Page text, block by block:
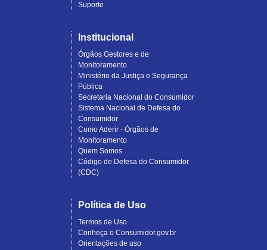
Suporte
Institucional
Órgãos Gestores e de
Monitoramento
Ministério da Justiça e Segurança
Pública
Secretaria Nacional do Consumidor
Sistema Nacional de Defesa do
Consumidor
Como Aderir - Órgãos de
Monitoramento
Quem Somos
Código de Defesa do Consumidor
(CDC)
Política de Uso
Termos de Uso
Conheça o Consumidor.gov.br
Orientações de uso